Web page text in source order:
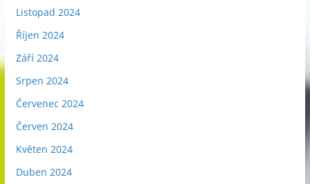
Listopad 2024
Říjen 2024
Září 2024
Srpen 2024
Červenec 2024
Červen 2024
Květen 2024
Duben 2024